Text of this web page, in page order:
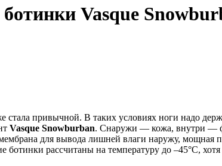
Vasque
привычной. В таких условиях ноги надо
Vasque Snowburban. Снаружи — кожа, внутри —
для вывода лишней влаги наружу,
рассчитаны на температуру до –45°C,